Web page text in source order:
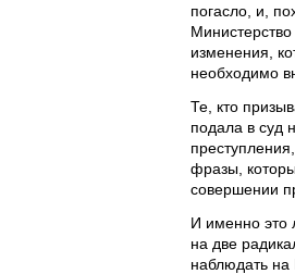
погасло, и,
изменения,
необходимо
Те, кто
подала в суд
фразы,
совершении
И именно это
на две
наблюдать на